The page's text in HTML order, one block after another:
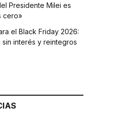
Presidente Milei es
cero»
el Black Friday 2026:
interés y reintegros